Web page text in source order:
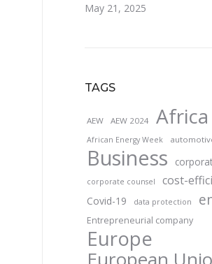
May 21, 2025
TAGS
AEW AEW 2024 Africa
African Energy Week
Business
corporate counsel cost-
Covid-19 data protection
Entrepreneurial company
Europe